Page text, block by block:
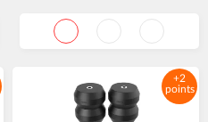
+2
points